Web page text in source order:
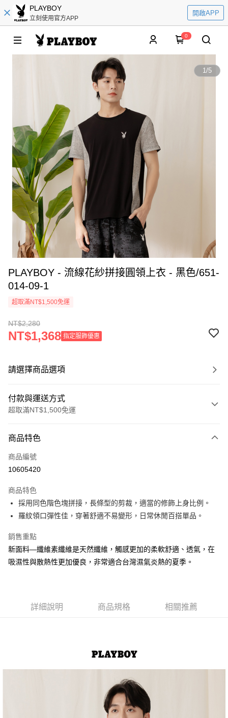
PLAYBOY
立刻使用官方APP
開啟APP
0
1/5
PLAYBOY - 流線花紗拼接圓領上衣 - 黑色/651-
014-09-1
超取滿NT$1,500免運
NT$2,280
NT$1,368 指定服飾優惠
請選擇商品選項
付款與運送方式
超取滿NT$1,500免運
信用卡一次付款
超商取貨付款
Apple Pay
街口支付
悠遊付
大哥付你分期
流程，驗證手機門號後，選擇欲分期的期數、繳款截止日，確認付款後即完
2.透過簡訊連結打開帳單後，可選擇「超商條碼／台灣大直營門市／銀行轉
帳／街口支付／iPASS MONEY」等通路繳費。
相關說明
【關於「AFTEE先享後付」】
２．便利：只要手機號碼，簡訊認證，即可結帳。
３．安心：先確認商品／服務後，再付款。
１．於結帳方式選擇「AFTEE先享後付」後，將跳轉至「AFTEE先享後付」
結帳頁面，進行簡訊認證並確認金額後，即可完成結帳。
２．訂單成立數日內，您將收到繳費通知簡訊。
３．收到繳費通知簡訊後14天內，點擊此簡訊中的連結，可透過四大超商／
每筆NT$60，滿NT$1,500(含以上)免運費
商品特色
商品編號
10605420
商品特色
採用同色階色塊拼接，長條型的剪裁，適當的修飾上身比例。
羅紋領口彈性佳，穿著舒適不易變形，日常休閒百搭單品。
銷售重點
新面料—纖維素纖維是天然纖維，觸感更加的柔軟舒適、透氣，在
吸濕性與散熱性更加優良，非常適合台灣濕氣炎熱的夏季。
詳細說明 商品規格 相關推薦